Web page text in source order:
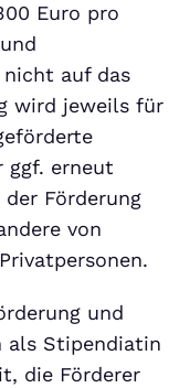
Euro pro
auf das
wird jeweils für
ggf. erneut
Förderung
von
und
als Stipendiatin
die Förderer